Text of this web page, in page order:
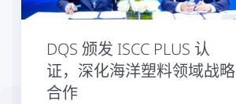
DQS 颁发 ISCC PLUS 认
证，深化海洋塑料领域战略
合作